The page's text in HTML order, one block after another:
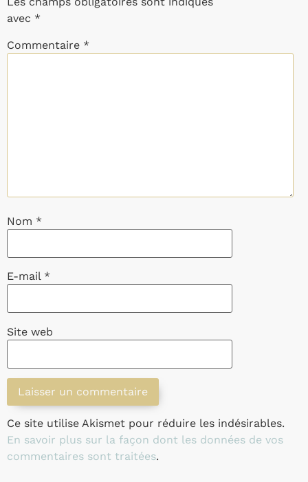
avec *
Commentaire *
Nom *
E-mail *
Site web
Ce site utilise Akismet pour réduire les indésirables.
En savoir plus sur la façon dont les données de vos
commentaires sont traitées.